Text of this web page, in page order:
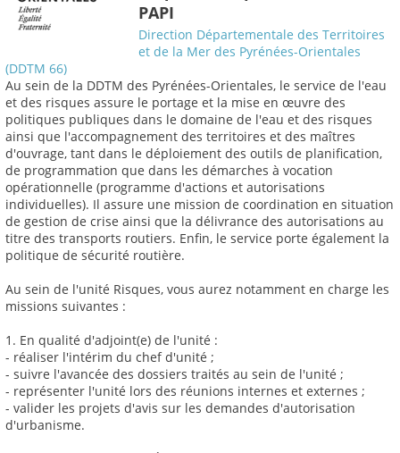
PAPI
Direction Départementale des Territoires
et de la Mer des Pyrénées-Orientales
(DDTM 66)
Au sein de la DDTM des Pyrénées-Orientales, le service de l'eau
et des risques assure le portage et la mise en œuvre des
politiques publiques dans le domaine de l'eau et des risques
ainsi que l'accompagnement des territoires et des maîtres
d'ouvrage, tant dans le déploiement des outils de planification,
de programmation que dans les démarches à vocation
opérationnelle (programme d'actions et autorisations
individuelles). Il assure une mission de coordination en situation
de gestion de crise ainsi que la délivrance des autorisations au
titre des transports routiers. Enfin, le service porte également la
politique de sécurité routière.
Au sein de l'unité Risques, vous aurez notamment en charge les
missions suivantes :
1. En qualité d'adjoint(e) de l'unité :
- réaliser l'intérim du chef d'unité ;
- suivre l'avancée des dossiers traités au sein de l'unité ;
- représenter l'unité lors des réunions internes et externes ;
- valider les projets d'avis sur les demandes d'autorisation
d'urbanisme.